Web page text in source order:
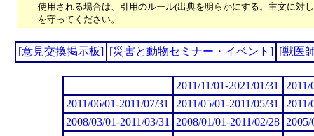
使用される場合は、引用のルール(出典を明らかにする。主文に対
を守ってください。
[意見交換掲示板] [災害と動物セミナー・イベント] [獣医
2011/11/01-2021/01/31
2011/
2011/06/01-2011/07/31
2011/05/01-2011/05/31
2011/
2008/03/01-2011/03/31
2008/01/01-2011/02/28
2005/